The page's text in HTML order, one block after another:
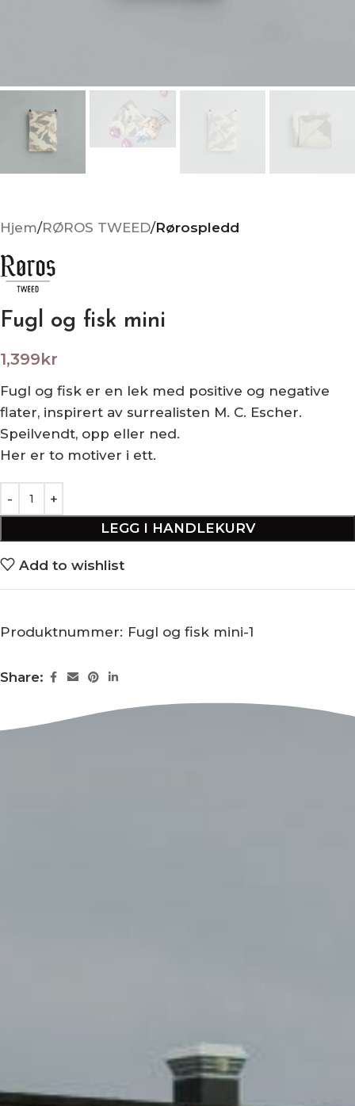
Hjem RØROS TWEED Rørospledd
Fugl og fisk mini
1,399kr
Fugl og fisk er en lek med positive og negative
flater, inspirert av surrealisten M. C. Escher.
Speilvendt, opp eller ned.
Her er to motiver i ett.
LEGG I HANDLEKURV
Add to wishlist
Produktnummer: Fugl og fisk mini-1
Share: